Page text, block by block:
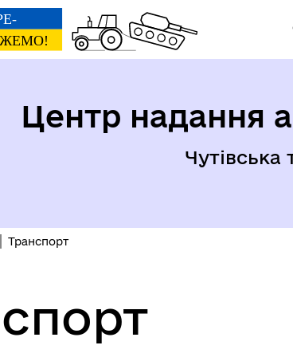
Центр надання
Чутівська
Транспорт